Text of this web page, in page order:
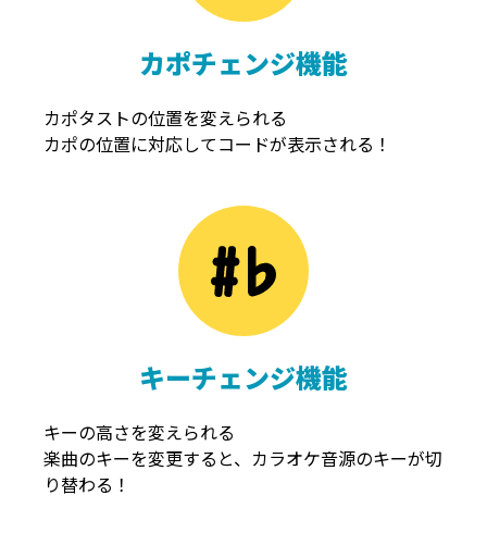
カポチェンジ機能
カポタストの位置を変えられる
カポの位置に対応してコードが表示される！
キーチェンジ機能
キーの高さを変えられる
楽曲のキーを変更すると、カラオケ音源のキーが切
り替わる！